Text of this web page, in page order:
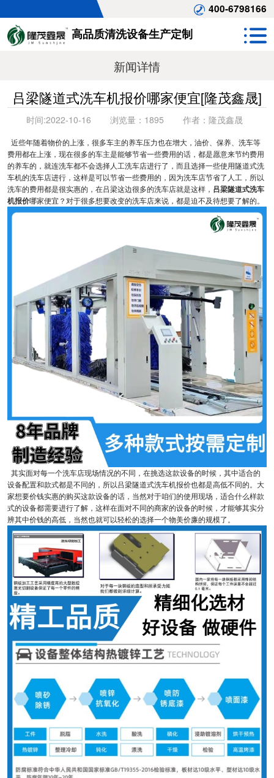
400-6798166
高品质清洗设备生产定制
新闻详情
吕梁隧道式洗车机报价哪家便宜[隆茂鑫晟]
时间:2022-10-16 浏览量： 1895 作者： 隆茂鑫晟
近些年随着物价的上涨，很多车主的养车压力也在增大，油价、保养、洗车等
费用都在上涨，现在很多的车主是能够节省一些费用的话，都是愿意来节约费用
的养车的，就连洗车都不会选择人工洗车店进行了，而且选择一些使用隧道式洗
车机的洗车店进行，这样是可以节省一些费用的，因为洗车店节省了人工，所以
洗车的费用都是很实惠的，在吕梁这边很多的洗车店就是这样， 吕梁隧道式洗车
机报价哪家便宜？对于很多想要改变的洗车店来说，都是迫不及待想要了解的。
其实面对每一个洗车店现场情况的不同，在挑选这款设备的时候，其中适合的
设备配置和款式都是不同的，所以吕梁隧道式洗车机报价也都是高低不同的。大
家想要价钱实惠的购买这款设备的话，当然对于咱们的使用现场，适合什么样款
式的设备都需要进行了解，这样在面对不同的商家的设备的时候，才能够其实分
辨其中价钱的高低，当然也就可以轻松的选择一个物美价廉的规模了。